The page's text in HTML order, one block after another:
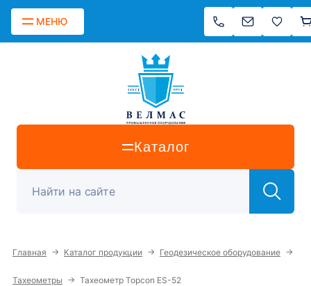
МЕНЮ
Каталог
Главная → Каталог продукции → Геодезическое оборудование →
Тахеометры → Тахеометр Topcon ES-52